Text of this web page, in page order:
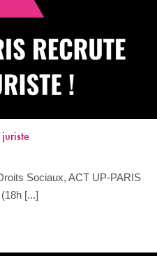
juriste
Sociaux, ACT UP-PARIS
[...]